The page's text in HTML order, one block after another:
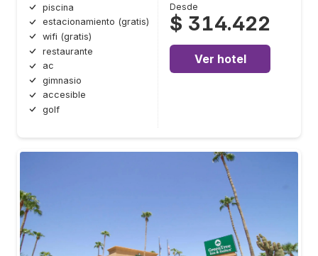
piscina
estacionamiento (gratis)
wifi (gratis)
restaurante
ac
gimnasio
accesible
golf
Desde
$ 314.422
Ver hotel